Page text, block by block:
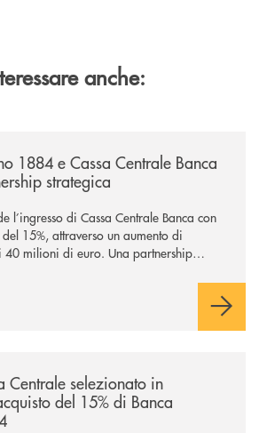
anche:
1884 e Cassa Centrale Banca
strategica
l’ingresso di Cassa Centrale Banca con
15%, attraverso un aumento di
40 milioni di euro. Una partnership
ai territori, per ampliare l’offerta e
Centrale selezionato in
del 15% di Banca